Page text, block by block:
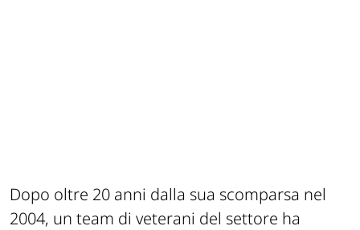
Dopo oltre 20 anni dalla sua scomparsa nel
2004, un team di veterani del settore ha